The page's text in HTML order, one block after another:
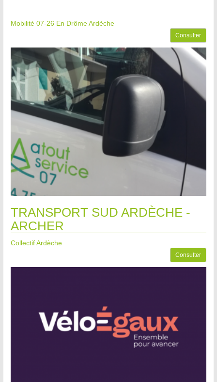
Mobilité 07-26 En Drôme Ardèche
Consulter
TRANSPORT SUD ARDÈCHE -
ARCHER
Collectif Ardèche
Consulter